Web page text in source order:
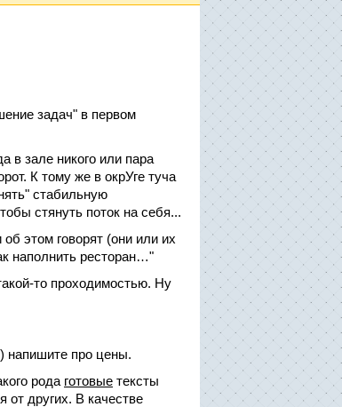
задач" в первом
в зале никого или пара
К тому же в окрУге туча
стабильную
стянуть поток на себя...
об этом говорят (они или их
наполнить ресторан…"
то проходимостью. Ну
напишите про цены.
рода готовые тексты
от других. В качестве